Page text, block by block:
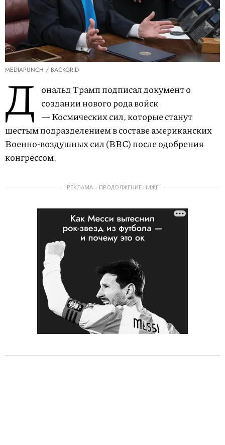
MEDIAPUNCH / BACKGRID
Д ональд Трамп подписал документ о
создании нового рода войск
— Космических сил, которые станут
шестым подразделением в составе американских
Военно-воздушных сил (ВВС) после одобрения
конгрессом.
РЕКЛАМА – ПРОДОЛЖЕНИЕ НИЖЕ